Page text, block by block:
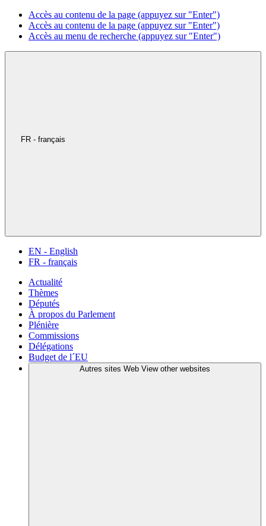
Accès au contenu de la page (appuyez sur "Enter")
Accès au contenu de la page (appuyez sur "Enter")
Accès au menu de recherche (appuyez sur "Enter")
FR - français
EN - English
FR - français
Actualité
Thèmes
Députés
À propos du Parlement
Plénière
Commissions
Délégations
Budget de l´EU
Autres sites Web View other websites